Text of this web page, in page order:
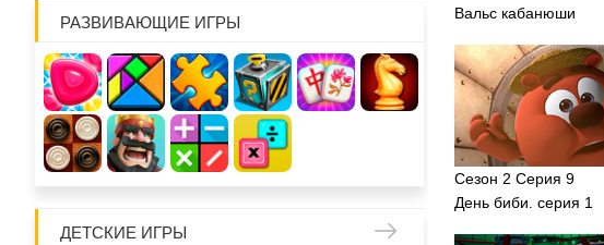
РАЗВИВАЮЩИЕ ИГРЫ
ДЕТСКИЕ ИГРЫ
Вальс кабанюши
Сезон 2 Серия 9
День биби. серия 1